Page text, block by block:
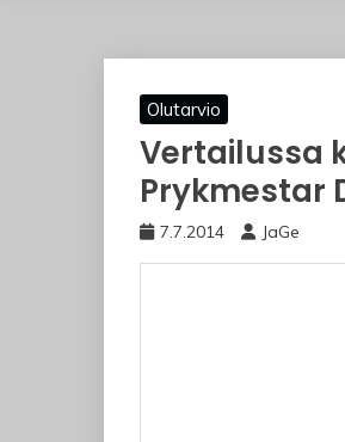
Olutarvio
Vertailussa
Prykmestar
7.7.2014 JaGe